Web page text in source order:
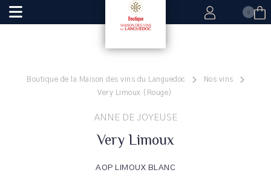
0
Boutique de la Maison des vins du Languedoc
Nos vins
Very Limoux (Rouge)
ANNE DE JOYEUSE
Very Limoux
AOP LIMOUX BLANC